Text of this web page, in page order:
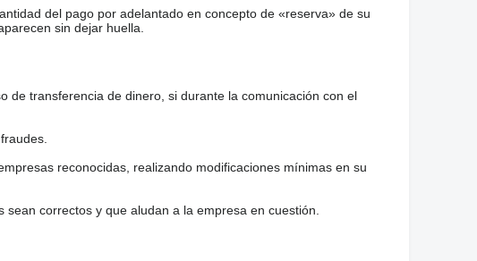
del pago por adelantado en concepto de «reserva» de su
sin dejar huella.
de transferencia de dinero, si durante la comunicación con el
reconocidas, realizando modificaciones mínimas en su
correctos y que aludan a la empresa en cuestión.